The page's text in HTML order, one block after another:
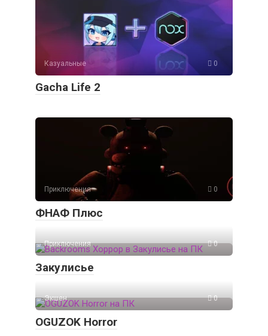
Казуальные 0
Gacha Life 2
Приключения 0
ФНАФ Плюс
Приключения 0
Закулисье
Экшен 0
OGUZOK Horror